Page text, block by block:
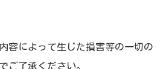
容によって生じた損害等の一切の
ご了承ください。